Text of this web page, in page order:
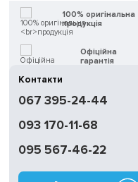
100% оригінальна
продукція
Офіційна
гарантія
доставка
Обмін | Повернення
без вихідних
Контакти
067 395-24-44
093 170-11-68
095 567-46-22